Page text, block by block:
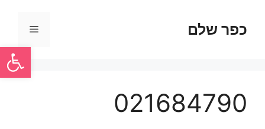
פתח
כפר שלם
021684790